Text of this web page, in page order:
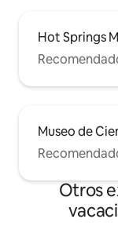
Hot Springs
Museo de
Otros